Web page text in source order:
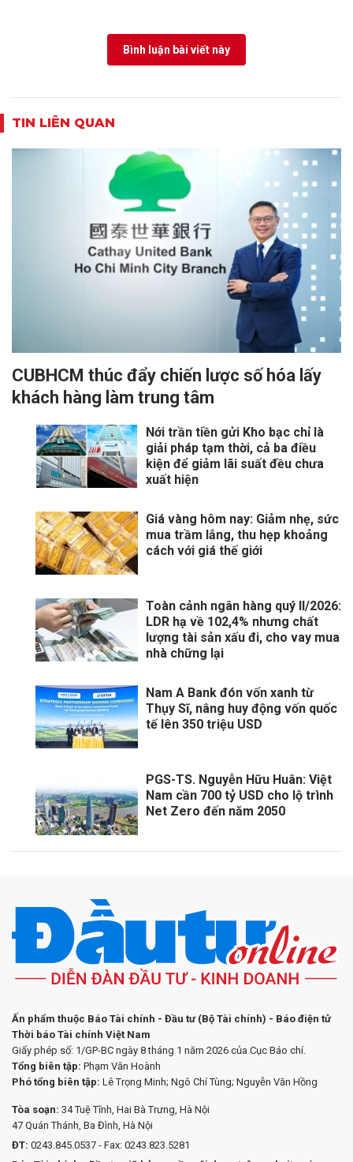
Bình luận bài viết này
TIN LIÊN QUAN
CUBHCM thúc đẩy chiến lược số hóa lấy
khách hàng làm trung tâm
Nới trần tiền gửi Kho bạc chỉ là
giải pháp tạm thời, cả ba điều
kiện để giảm lãi suất đều chưa
xuất hiện
Giá vàng hôm nay: Giảm nhẹ, sức
mua trầm lắng, thu hẹp khoảng
cách với giá thế giới
Toàn cảnh ngân hàng quý II/2026:
LDR hạ về 102,4% nhưng chất
lượng tài sản xấu đi, cho vay mua
nhà chững lại
Nam A Bank đón vốn xanh từ
Thụy Sĩ, nâng huy động vốn quốc
tế lên 350 triệu USD
PGS-TS. Nguyễn Hữu Huân: Việt
Nam cần 700 tỷ USD cho lộ trình
Net Zero đến năm 2050
Ấn phẩm thuộc Báo Tài chính - Đầu tư (Bộ Tài chính) - Báo điện tử
Thời báo Tài chính Việt Nam
Giấy phép số: 1/GP-BC ngày 8 tháng 1 năm 2026 của Cục Báo chí.
Tổng biên tập: Phạm Văn Hoành
Phó tổng biên tập: Lê Trọng Minh; Ngô Chí Tùng; Nguyễn Văn Hồng
Tòa soạn: 34 Tuệ Tĩnh, Hai Bà Trưng, Hà Nội
47 Quán Thánh, Ba Đình, Hà Nội
ĐT: 0243.845.0537 - Fax: 0243.823.5281